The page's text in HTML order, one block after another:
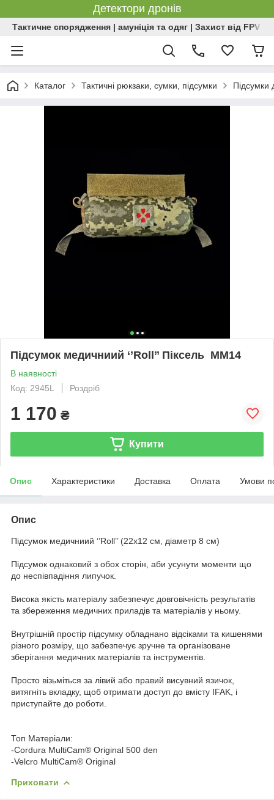
Детектори дронів
Тактичне спорядження | амуніція та одяг | Захист від FPV |
Каталог Тактичні рюкзаки, сумки, підсумки Підсумки
Підсумок медичниий ‘’Roll’’ Піксель ММ14
В наявності
Код: 2945L
Роздріб
1 170 ₴
Купити
Опис Характеристики Доставка Оплата Умови
Опис
Підсумок медичниий ‘’Roll’’ (22х12 см, діаметр 8 см)
Підсумок однаковий з обох сторін, аби усунути моменти що
до неспівпадіння липучок.
Висока якість матеріалу забезпечує довговічність результатів
та збереження медичних приладів та матеріалів у ньому.
Внутрішній простір підсумку обладнано відсіками та кишенями
різного розміру, що забезпечує зручне та організоване
зберігання медичних матеріалів та інструментів.
Просто візьміться за лівий або правий висувний язичок,
витягніть вкладку, щоб отримати доступ до вмісту IFAK, і
приступайте до роботи.
Топ Матерiали:
-Cordura MultiCam® Original 500 den
-Velcro MultiCam® Original
Приховати